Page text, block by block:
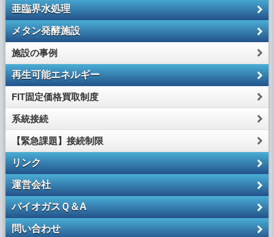
亜臨界水処理
メタン発酵施設
施設の事例
再生可能エネルギー
FIT固定価格買取制度
系統接続
【緊急課題】接続制限
リンク
運営会社
バイオガスＱ＆A
問い合わせ